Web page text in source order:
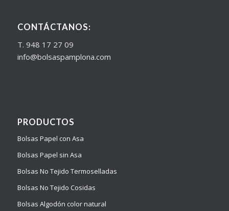
CONTÁCTANOS:
T. 948 17 27 09
info@bolsaspamplona.com
PRODUCTOS
Bolsas Papel con Asa
Bolsas Papel sin Asa
Bolsas No Tejido Termoselladas
Bolsas No Tejido Cosidas
Bolsas Algodón color natural